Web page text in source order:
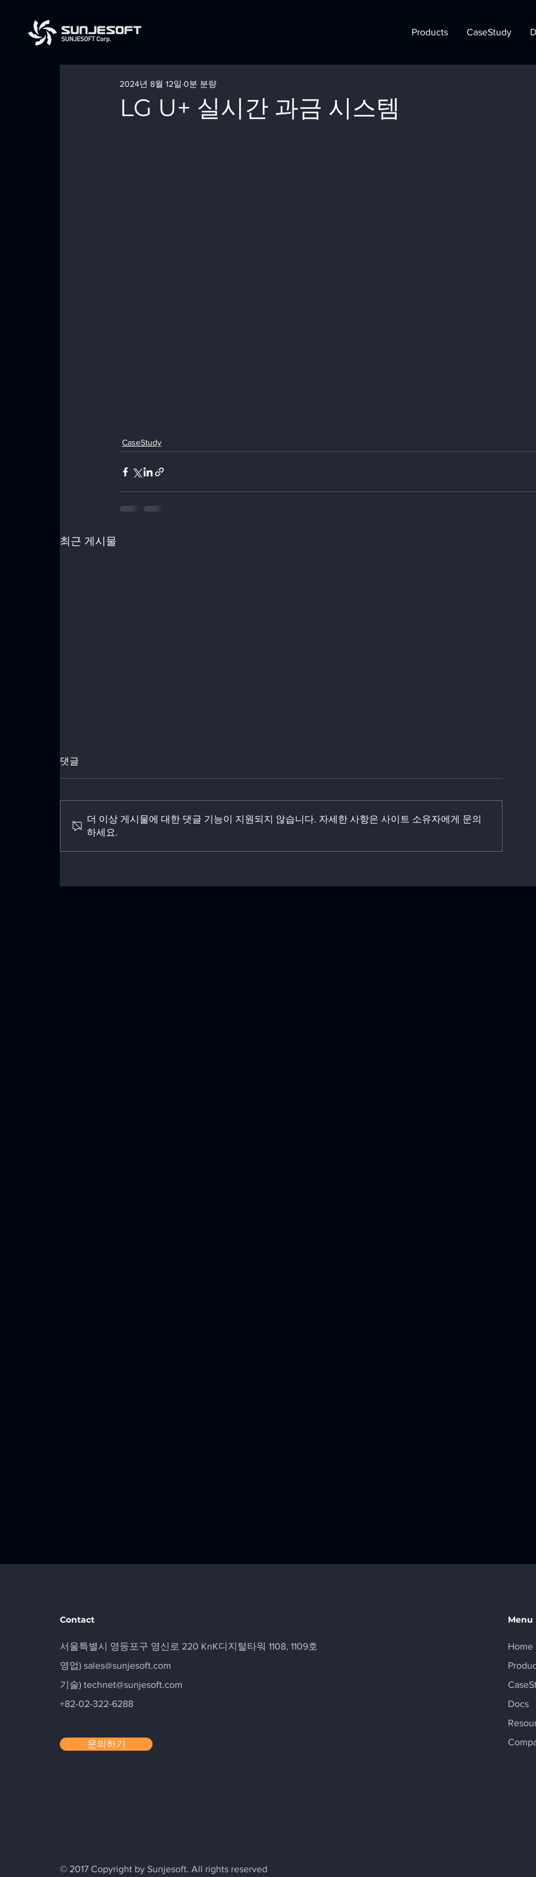
Products CaseStudy
LG U+ 실시간 과금 시스템
2024년 8월 12일 0분 분량
CaseStudy
최근 게시물
골디락스 구축 사례 – KB 국민
(FDS)
우리 은행 FX환율 Data 저장
용
국세청 연말정
댓글
더 이상 게시물에 대한 댓글 기능이 지원되지 않습니다. 자세한 사항은 사이트 소유자에게 문의
하세요.
Contact
​서울특별시 영등포구 영신로 220 KnK디지털타워 1108, 1109호
영업) sales@sunjesoft.com
​기술) technet@sunjesoft.com
+82-02-322-6288
문의하기
Menu
Home
Docs
© 2017 Copyright by Sunjesoft. All rights reserved